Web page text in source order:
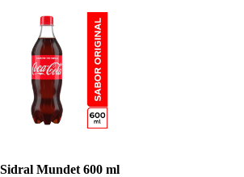
Sidral Mundet 600 ml